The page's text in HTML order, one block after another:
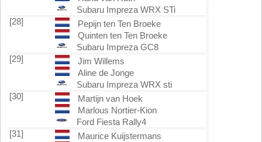
Subaru Impreza WRX STi
[28]
Pepijn ten Ten Broeke
Quinten ten Ten Broeke
Subaru Impreza GC8
[29]
Jim Willems
Aline de Jonge
Subaru Impreza WRX sti
[30]
Martijn van Hoek
Marlous Nortier-Kion
Ford Fiesta Rally4
[31]
Maurice Kuijstermans